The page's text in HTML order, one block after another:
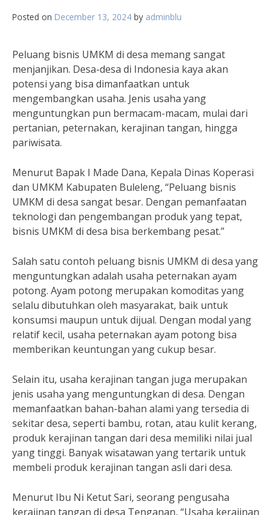
Posted on December 13, 2024 by adminblu
Peluang bisnis UMKM di desa memang sangat
menjanjikan. Desa-desa di Indonesia kaya akan
potensi yang bisa dimanfaatkan untuk
mengembangkan usaha. Jenis usaha yang
menguntungkan pun bermacam-macam, mulai dari
pertanian, peternakan, kerajinan tangan, hingga
pariwisata.
Menurut Bapak I Made Dana, Kepala Dinas Koperasi
dan UMKM Kabupaten Buleleng, “Peluang bisnis
UMKM di desa sangat besar. Dengan pemanfaatan
teknologi dan pengembangan produk yang tepat,
bisnis UMKM di desa bisa berkembang pesat.”
Salah satu contoh peluang bisnis UMKM di desa yang
menguntungkan adalah usaha peternakan ayam
potong. Ayam potong merupakan komoditas yang
selalu dibutuhkan oleh masyarakat, baik untuk
konsumsi maupun untuk dijual. Dengan modal yang
relatif kecil, usaha peternakan ayam potong bisa
memberikan keuntungan yang cukup besar.
Selain itu, usaha kerajinan tangan juga merupakan
jenis usaha yang menguntungkan di desa. Dengan
memanfaatkan bahan-bahan alami yang tersedia di
sekitar desa, seperti bambu, rotan, atau kulit kerang,
produk kerajinan tangan dari desa memiliki nilai jual
yang tinggi. Banyak wisatawan yang tertarik untuk
membeli produk kerajinan tangan asli dari desa.
Menurut Ibu Ni Ketut Sari, seorang pengusaha
kerajinan tangan di desa Tenganan, “Usaha kerajinan